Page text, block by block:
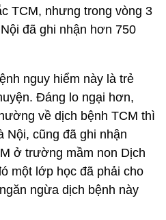
TCM, nhưng trong vòng 3
đã ghi nhận hơn 750
nguy hiểm này là trẻ
Đáng lo ngại hơn,
về dịch bệnh TCM thì
Nội, cũng đã ghi nhận
ở trường mầm non Dịch
một lớp học đã phải cho
ngừa dịch bệnh này